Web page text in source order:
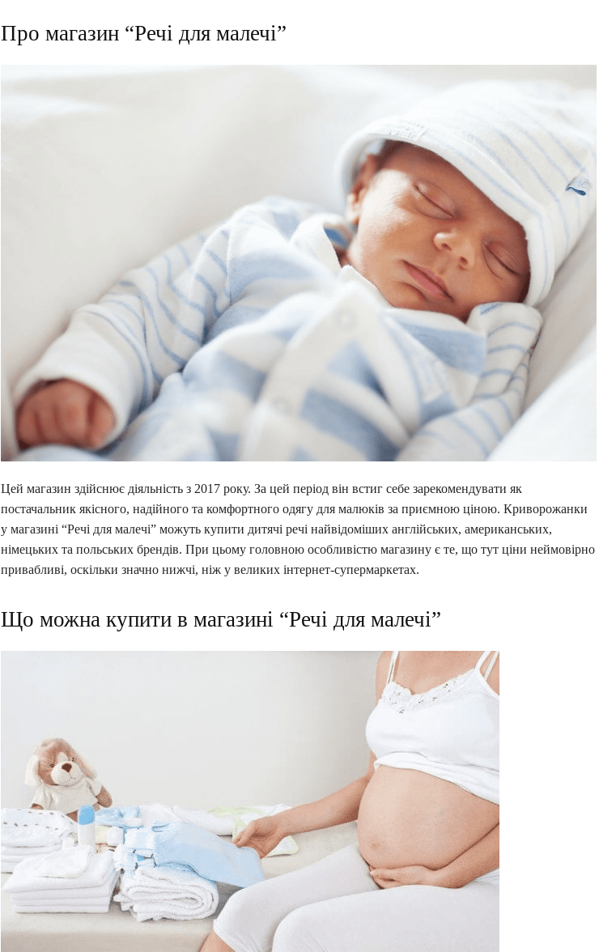
Про магазин “Речі для малечі”
Цей магазин здійснює діяльність з 2017 року. За цей період він встиг себе зарекомендувати як
постачальник якісного, надійного та комфортного одягу для малюків за приємною ціною. Криворожанки
у магазині “Речі для малечі” можуть купити дитячі речі найвідоміших англійських, американських,
німецьких та польських брендів. При цьому головною особливістю магазину є те, що тут ціни неймовірно
привабливі, оскільки значно нижчі, ніж у великих інтернет-супермаркетах.
Що можна купити в магазині “Речі для малечі”